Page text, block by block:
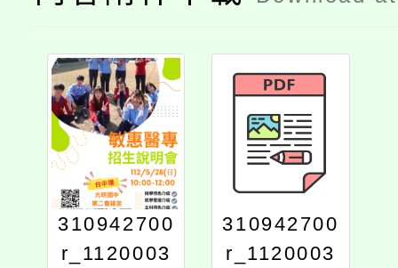
310942700
r_1120003
310942700
r_1120003